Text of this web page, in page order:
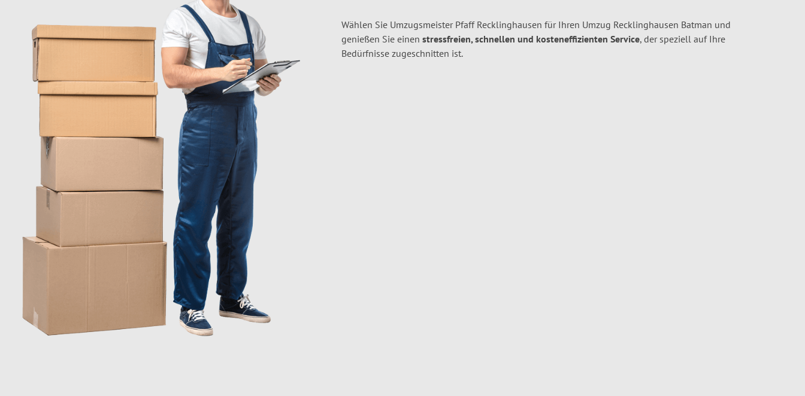
Wählen Sie Umzugsmeister Pfaff Recklinghausen für Ihren Umzug Recklinghausen Batman und
genießen Sie einen stressfreien, schnellen und kosteneffizienten Service, der speziell auf Ihre
Bedürfnisse zugeschnitten ist.